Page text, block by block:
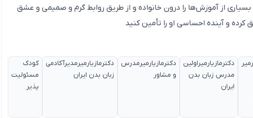
از آموزش‌ها را درون خانواده و از طریق روابط گرم و صمیمی و عشق
کرده و آینده احساسی او را تأمین کنید
دکترمازیارمیراولین
مدرس زبان بدن
ایران
دکترمازیارمیرمدرس
و مشاور
دکترمازیارمیرمدیرآکادمی
زبان بدن ایران
کودک
مسئولیت
پذیر